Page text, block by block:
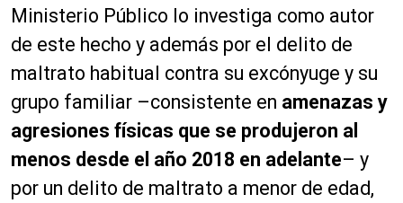
Ministerio Público lo investiga como autor
de este hecho y además por el delito de
maltrato habitual contra su excónyuge y su
grupo familiar –consistente en amenazas y
agresiones físicas que se produjeron al
menos desde el año 2018 en adelante– y
por un delito de maltrato a menor de edad,